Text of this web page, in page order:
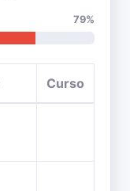
79%
Curso